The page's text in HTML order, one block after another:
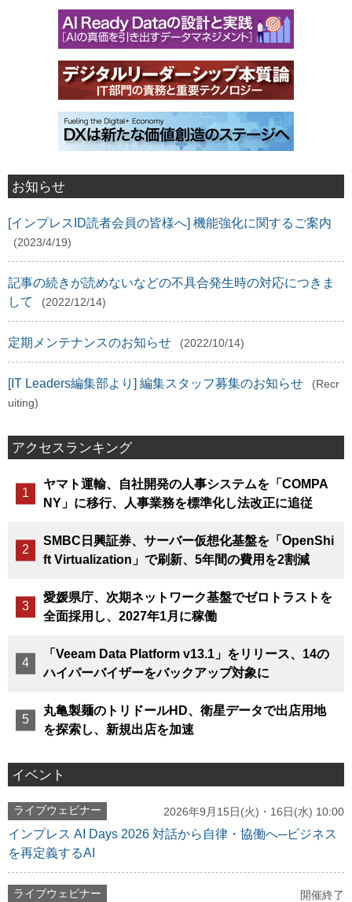
お知らせ
[インプレスID読者会員の皆様へ] 機能強化に関するご案内
(2023/4/19)
記事の続きが読めないなどの不具合発生時の対応につきま
して
(2022/12/14)
定期メンテナンスのお知らせ (2022/10/14)
[IT Leaders編集部より] 編集スタッフ募集のお知らせ
(Recr
uiting)
アクセスランキング
ヤマト運輸、自社開発の人事システムを「COMPA
NY」に移行、人事業務を標準化し法改正に追従
SMBC日興証券、サーバー仮想化基盤を「OpenShi
ft Virtualization」で刷新、5年間の費用を2割減
愛媛県庁、次期ネットワーク基盤でゼロトラストを
全面採用し、2027年1月に稼働
「Veeam Data Platform v13.1」をリリース、14の
ハイパーバイザーをバックアップ対象に
丸亀製麺のトリドールHD、衛星データで出店用地
を探索し、新規出店を加速
イベント
ライブウェビナー 2026年9月15日(火)・16日(水) 10:00
インプレス AI Days 2026 対話から自律・協働へ─ビジネス
を再定義するAI
ライブウェビナー 開催終了